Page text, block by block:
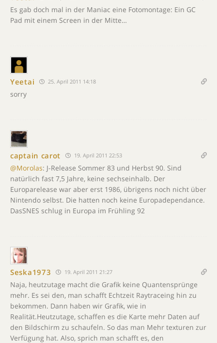
Es gab doch mal in der Maniac eine Fotomontage: Ein GC
Pad mit einem Screen in der Mitte…
Yeetai 25. April 2011 14:18
sorry
captain carot 19. April 2011 22:53
@Morolas: J-Release Sommer 83 und Herbst 90. Sind
natürlich fast 7,5 Jahre, keine sechseinhalb. Der
Europarelease war aber erst 1986, übrigens noch nicht über
Nintendo selbst. Die hatten noch keine Europadependance.
DasSNES schlug in Europa im Frühling 92
Seska1973 19. April 2011 21:27
Naja, heutzutage macht die Grafik keine Quantensprünge
mehr. Es sei den, man schafft Echtzeit Raytraceing hin zu
bekommen. Dann haben wir Grafik, wie in
Realität.Heutzutage, schaffen es die Karte mehr Daten auf
den Bildschirm zu schaufeln. So das man Mehr texturen zur
Verfügung hat. Also, sprich man schafft es, den